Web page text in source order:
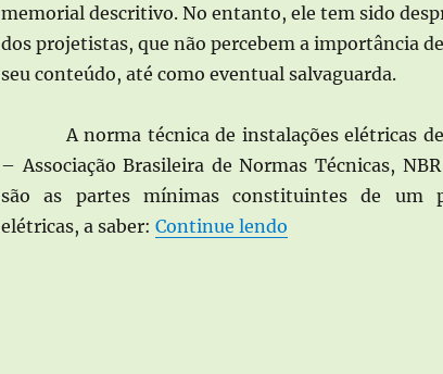
memorial descritivo. No entanto, ele tem sido
dos projetistas, que não percebem a importância
seu conteúdo, até como eventual salvaguarda.
A norma técnica de instalações elétricas
– Associação Brasileira de Normas Técnicas,
são as partes mínimas constituintes de um
elétricas, a saber: Continue lendo